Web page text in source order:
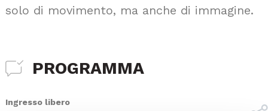
solo di movimento, ma anche di immagine.
PROGRAMMA
Ingresso libero